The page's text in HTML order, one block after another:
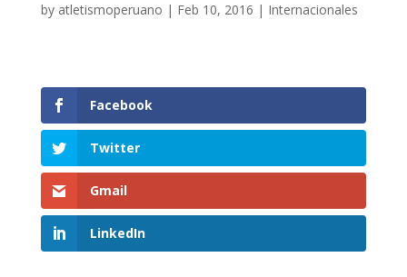
by atletismoperuano | Feb 10, 2016 | Internacionales
Facebook
Twitter
Gmail
LinkedIn